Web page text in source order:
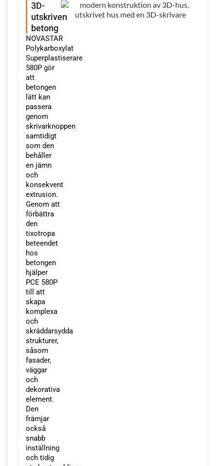
3D-
utskriven
betong
NOVASTAR
Polykarboxylat
Superplastiserare
580P gör
att
betongen
lätt kan
passera
genom
skrivarknoppen
samtidigt
som den
behåller
en jämn
och
konsekvent
extrusion.
Genom att
förbättra
den
tixotropa
beteendet
hos
betongen
hjälper
PCE 580P
till att
skapa
komplexa
och
skräddarsydda
strukturer,
såsom
fasader,
väggar
och
dekorativa
element.
Den
främjar
också
snabb
inställning
och tidig